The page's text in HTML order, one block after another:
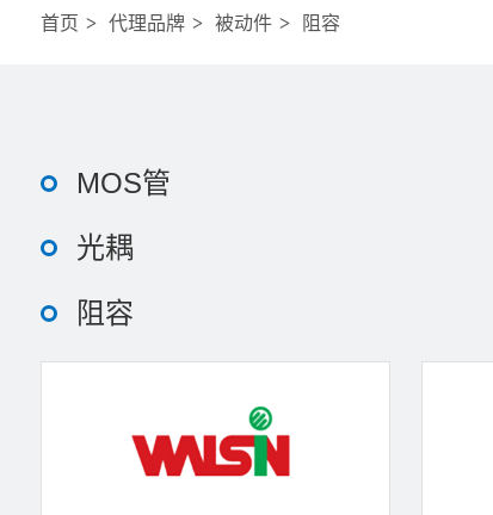
首页 代理品牌 被动件 阻容
MOS管
光耦
阻容